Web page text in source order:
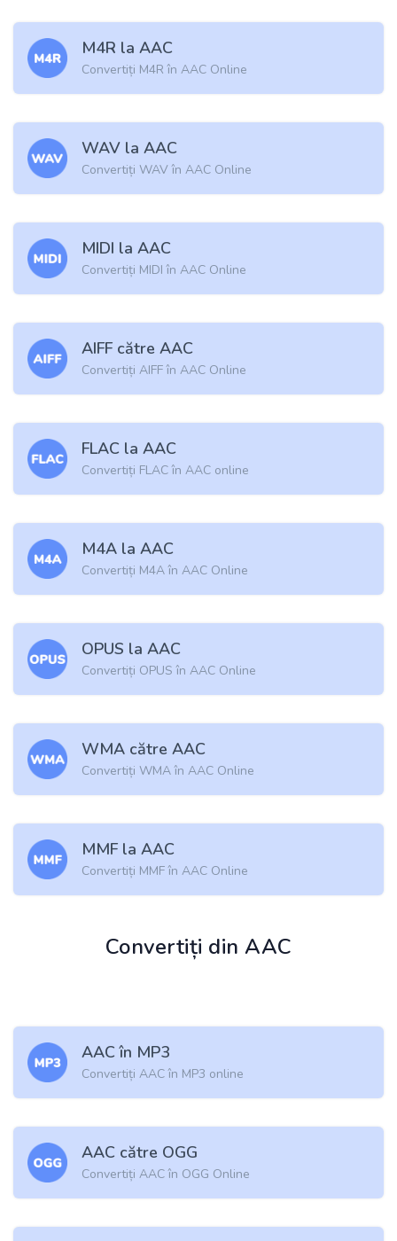
M4R la AAC
Convertiți M4R în AAC Online
WAV la AAC
Convertiți WAV în AAC Online
MIDI la AAC
Convertiți MIDI în AAC Online
AIFF către AAC
Convertiți AIFF în AAC Online
FLAC la AAC
Convertiți FLAC în AAC online
M4A la AAC
Convertiți M4A în AAC Online
OPUS la AAC
Convertiți OPUS în AAC Online
WMA către AAC
Convertiți WMA în AAC Online
MMF la AAC
Convertiți MMF în AAC Online
Convertiți din AAC
AAC în MP3
Convertiți AAC în MP3 online
AAC către OGG
Convertiți AAC în OGG Online